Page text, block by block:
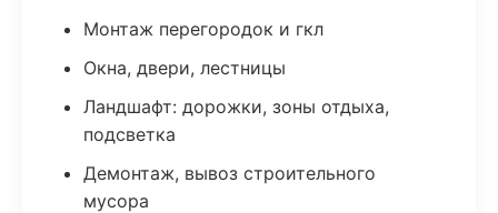
Монтаж перегородок и гкл
Окна, двери, лестницы
Ландшафт: дорожки, зоны отдыха,
подсветка
Демонтаж, вывоз строительного
мусора